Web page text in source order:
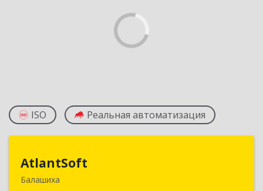
ISO Реальная автоматизация
AtlantSoft
Балашиха
143900, Московская обл, Балашиха г, Звездная